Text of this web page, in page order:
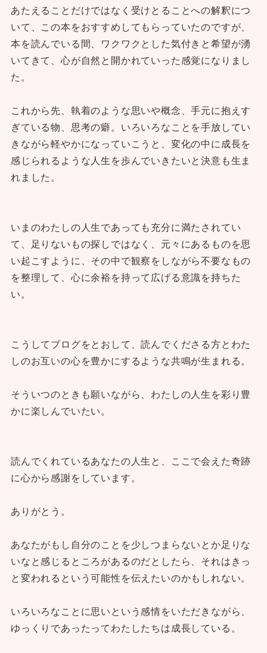
あたえることだけではなく受けとることへの解釈につ
いて、この本をおすすめしてもらっていたのですが、
本を読んでいる間、ワクワクとした気付きと希望が湧
いてきて、心が自然と開かれていった感覚になりまし
た。
これから先、執着のような思いや概念、手元に抱えす
ぎている物、思考の癖。いろいろなことを手放してい
きながら軽やかになっていこうと、変化の中に成長を
感じられるような人生を歩んでいきたいと決意も生ま
れました。
いまのわたしの人生であっても充分に満たされてい
て、足りないもの探しではなく、元々にあるものを思
い起こすように、その中で観察をしながら不要なもの
を整理して、心に余裕を持って広げる意識を持ちた
い。
こうしてブログをとおして、読んでくださる方とわた
しのお互いの心を豊かにするような共鳴が生まれる。
そういつのときも願いながら、わたしの人生を彩り豊
かに楽しんでいたい。
読んでくれているあなたの人生と、ここで会えた奇跡
に心から感謝をしています。
ありがとう。
あなたがもし自分のことを少しつまらないとか足りな
いなと感じるところがあるのだとしたら、それはきっ
と変われるという可能性を伝えたいのかもしれない。
いろいろなことに思いという感情をいただきながら、
ゆっくりであったってわたしたちは成長している。